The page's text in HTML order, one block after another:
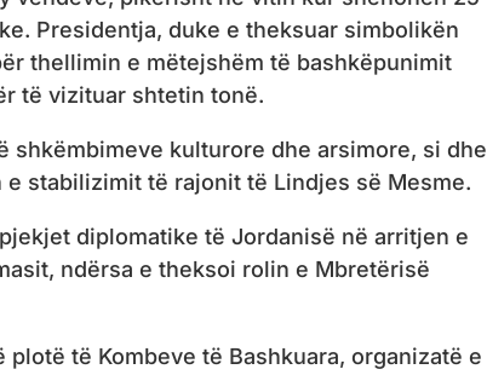
Presidentja, duke e theksuar simbolikën
thellimin e mëtejshëm të bashkëpunimit
të vizituar shtetin tonë.
shkëmbimeve kulturore dhe arsimore, si dhe
stabilizimit të rajonit të Lindjes së Mesme.
diplomatike të Jordanisë në arritjen e
ndërsa e theksoi rolin e Mbretërisë
të Kombeve të Bashkuara, organizatë e